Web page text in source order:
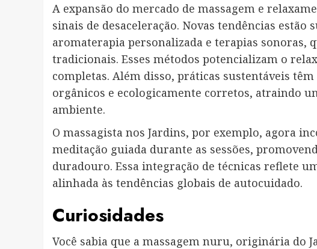
A expansão do mercado de massagem e
sinais de desaceleração. Novas tendências estão
aromaterapia personalizada e terapias sonoras,
tradicionais. Esses métodos potencializam o
completas. Além disso, práticas sustentáveis
orgânicos e ecologicamente corretos, atraindo
ambiente.
O massagista nos Jardins, por exemplo, agora
meditação guiada durante as sessões,
duradouro. Essa integração de técnicas reflete
alinhada às tendências globais de autocuidado.
Curiosidades
Você sabia que a massagem nuru, originária do